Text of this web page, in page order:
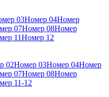
03Номер 04Номер
07Номер 08Номер
11Номер 12
02Номер 03Номер 04Номер
07Номер 08Номер
11-12